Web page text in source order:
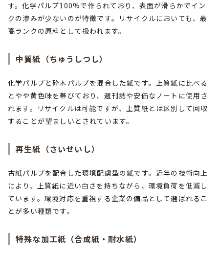
す。化学パルプ100%で作られており、表面が滑らかでイン
クの滲みが少ないのが特徴です。リサイクルにおいても、最
高ランクの原料として扱われます。
中質紙（ちゅうしつし）
化学パルプと砕木パルプを混合した紙です。上質紙に比べる
とやや黄色味を帯びており、週刊誌や安価なノートに使用さ
れます。リサイクルは可能ですが、上質紙とは区別して回収
することが望ましいとされています。
再生紙（さいせいし）
古紙パルプを配合した環境配慮型の紙です。近年の技術向上
により、上質紙に近い白さを持ちながら、環境負荷を低減し
ています。環境対応を重視する企業の備品として選ばれるこ
とが多い種類です。
特殊な加工紙（合成紙・耐水紙）